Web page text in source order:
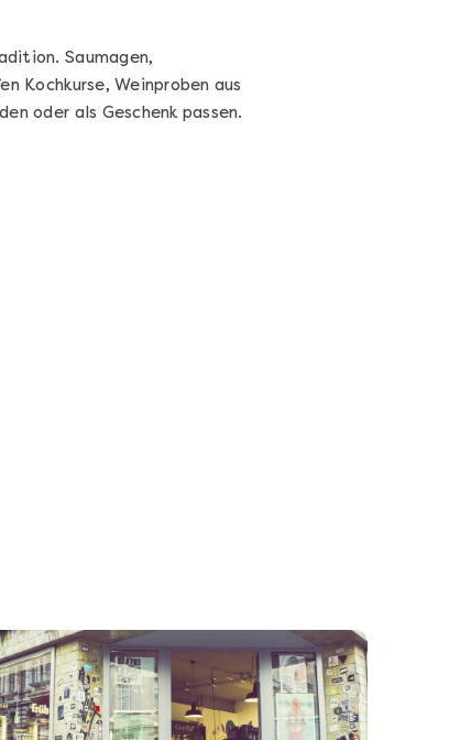
Saumagen,
Kochkurse, Weinproben aus
oder als Geschenk passen.